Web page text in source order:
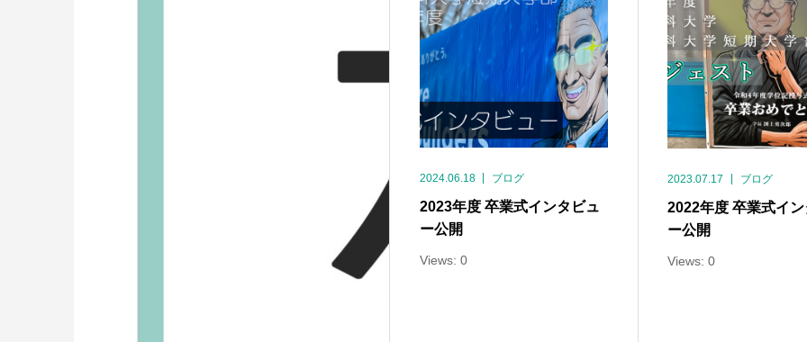
2024.06.18 ブログ
2023年度 卒業式インタビュ
ー公開
Views: 0
2023.07.17 ブログ
2022年度 卒業式イ
ー公開
Views: 0